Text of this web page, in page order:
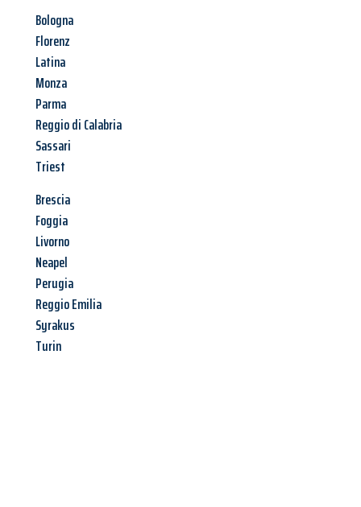
Bologna
Florenz
Latina
Monza
Parma
Reggio di Calabria
Sassari
Triest
Brescia
Foggia
Livorno
Neapel
Perugia
Reggio Emilia
Syrakus
Turin